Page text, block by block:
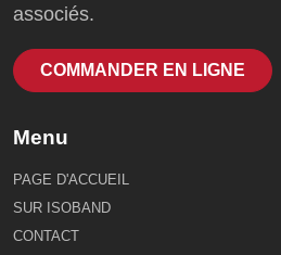
associés.
COMMANDER EN LIGNE
Menu
PAGE D'ACCUEIL
SUR ISOBAND
CONTACT